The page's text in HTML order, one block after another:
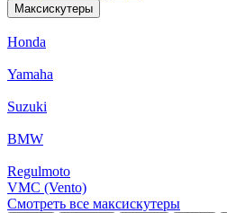
Максискутеры
Honda
Yamaha
Suzuki
BMW
Regulmoto
VMC (Vento)
Смотреть все максискутеры